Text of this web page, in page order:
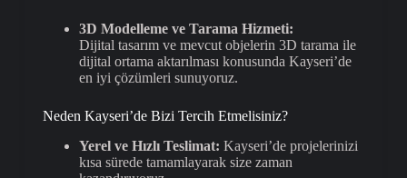
3D Modelleme ve Tarama Hizmeti:
Dijital tasarım ve mevcut objelerin 3D tarama ile
dijital ortama aktarılması konusunda Kayseri’de
en iyi çözümleri sunuyoruz.
Neden Kayseri’de Bizi Tercih Etmelisiniz?
Yerel ve Hızlı Teslimat: Kayseri’de projelerinizi
kısa sürede tamamlayarak size zaman